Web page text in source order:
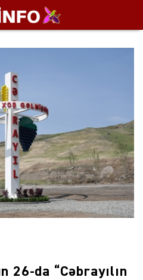
26-da “Cəbrayılın